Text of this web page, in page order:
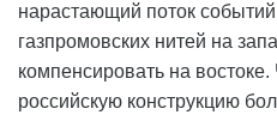
нарастающий поток
газпромовских нитей на
компенсировать на
российскую конструкцию